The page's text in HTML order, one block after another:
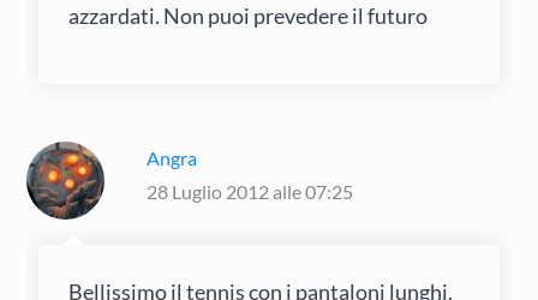
azzardati. Non puoi prevedere il futuro
Angra
28 Luglio 2012 alle 07:25
Bellissimo il tennis con i pantaloni lunghi.